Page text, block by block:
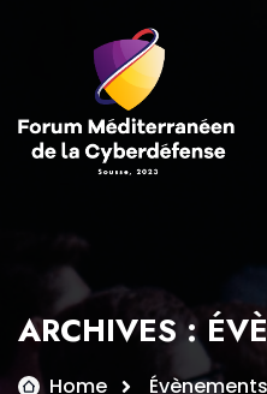
ARCHIVES :
Home Évènements